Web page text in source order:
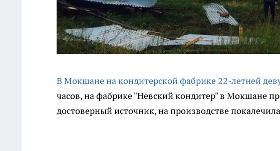
В Мокшане на кондитерской фабрике 22-летней
часов, на фабрике "Невский кондитер" в Мокшане
достоверный источник, на производстве